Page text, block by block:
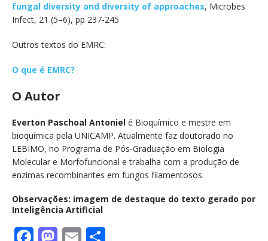
fungal diversity and diversity of approaches, Microbes
Infect, 21 (5–6), pp 237-245
Outros textos do EMRC:
O que é EMRC?
O Autor
Everton Paschoal Antoniel é Bioquímico e mestre em
bioquímica pela UNICAMP. Atualmente faz doutorado no
LEBIMO, no Programa de Pós-Graduação em Biologia
Molecular e Morfofuncional e trabalha com a produção de
enzimas recombinantes em fungos filamentosos.
Observações: imagem de destaque do texto gerado por
Inteligência Artificial